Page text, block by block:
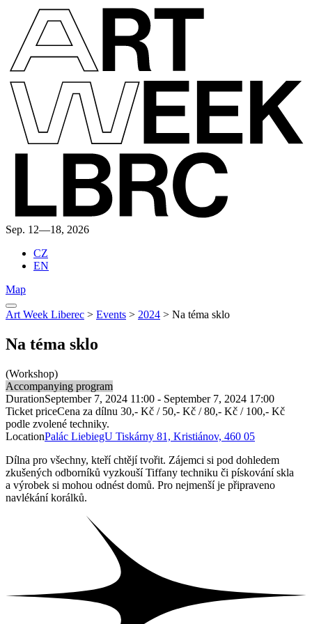
Sep. 12—18, 2026
CZ
EN
Map
Art Week Liberec > Events > 2024 > Na téma sklo
Na téma sklo
(Workshop)
Accompanying program
DurationSeptember 7, 2024 11:00 - September 7, 2024 17:00
Ticket priceCena za dílnu 30,- Kč / 50,- Kč / 80,- Kč / 100,- Kč
podle zvolené techniky.
LocationPalác LiebiegU Tiskárny 81, Kristiánov, 460 05
Díl­na pro všech­ny, kteří chtějí tvořit. Zájem­ci si pod dohle­dem
zkušených odborníků vyzk­ouší Tiffany tech­niku či pískování skla
a výrobek si mohou odnést domů. Pro nej­menší je připraveno
navlékání korálků.